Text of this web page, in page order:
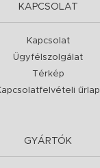
KAPCSOLAT
Kapcsolat
Ügyfélszolgálat
Térkép
űrlap
GYÁRTÓK